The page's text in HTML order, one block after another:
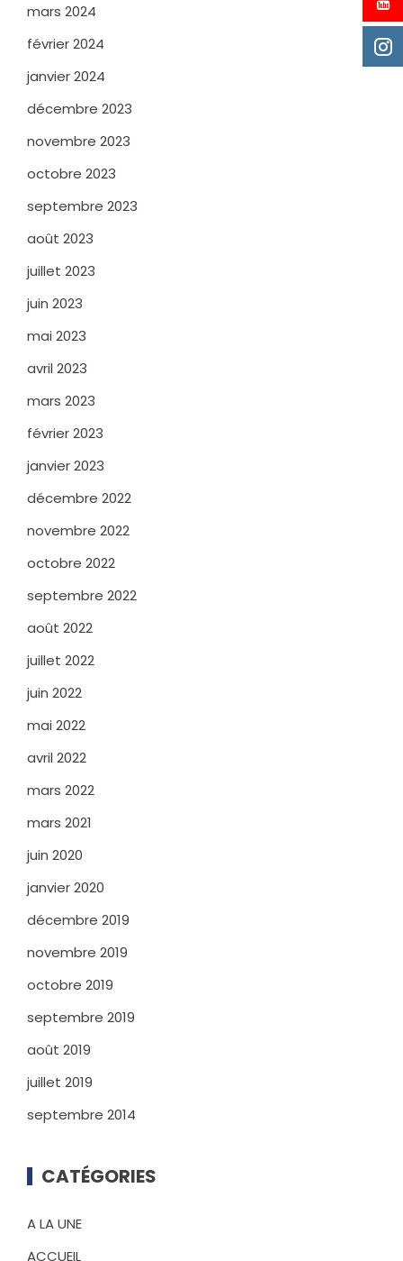
mars 2024
février 2024
janvier 2024
décembre 2023
novembre 2023
octobre 2023
septembre 2023
août 2023
juillet 2023
juin 2023
mai 2023
avril 2023
mars 2023
février 2023
janvier 2023
décembre 2022
novembre 2022
octobre 2022
septembre 2022
août 2022
juillet 2022
juin 2022
mai 2022
avril 2022
mars 2022
mars 2021
juin 2020
janvier 2020
décembre 2019
novembre 2019
octobre 2019
septembre 2019
août 2019
juillet 2019
septembre 2014
CATÉGORIES
A LA UNE
ACCUEIL